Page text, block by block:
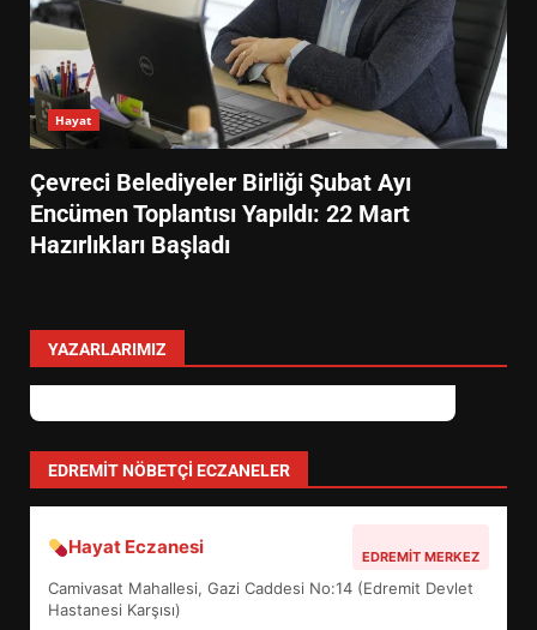
Hayat
Çevreci Belediyeler Birliği Şubat Ayı
Encümen Toplantısı Yapıldı: 22 Mart
Hazırlıkları Başladı
YAZARLARIMIZ
EDREMIT NÖBETÇI ECZANELER
Hayat Eczanesi EDREMIT MERKEZ
Camivasat Mahallesi, Gazi Caddesi No:14 (Edremit Devlet
Hastanesi Karşısı)
3
SÜRDÜRÜLEBİLİRLİKTE NE
4
EDREMİT’İN GURURU TÜRKİYE
FİNALİNDE NE BAŞARDI?